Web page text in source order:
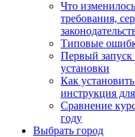
Что
требования,
Типовые
Первый
установки
Как
инструкция
Сравнение
году
Выбрать город